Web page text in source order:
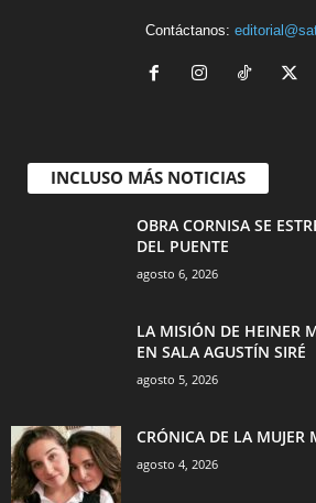
Contáctanos:
INCLUSO MÁS NOTICIAS
OBRA CORNISA SE
DEL PUENTE
agosto 6, 2026
LA MISIÓN DE HEINER
EN SALA AGUSTÍN SIRÉ
agosto 5, 2026
CRÓNICA DE LA MUJER
agosto 4, 2026